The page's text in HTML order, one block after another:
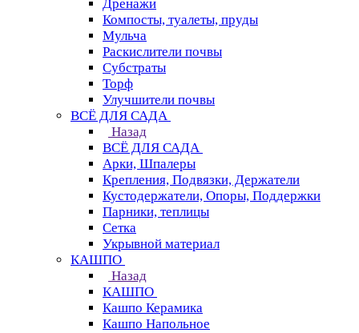
Дренажи
Компосты, туалеты, пруды
Мульча
Раскислители почвы
Субстраты
Торф
Улучшители почвы
ВСЁ ДЛЯ САДА
Назад
ВСЁ ДЛЯ САДА
Арки, Шпалеры
Крепления, Подвязки, Держатели
Кустодержатели, Опоры, Поддержки
Парники, теплицы
Сетка
Укрывной материал
КАШПО
Назад
КАШПО
Кашпо Керамика
Кашпо Напольное